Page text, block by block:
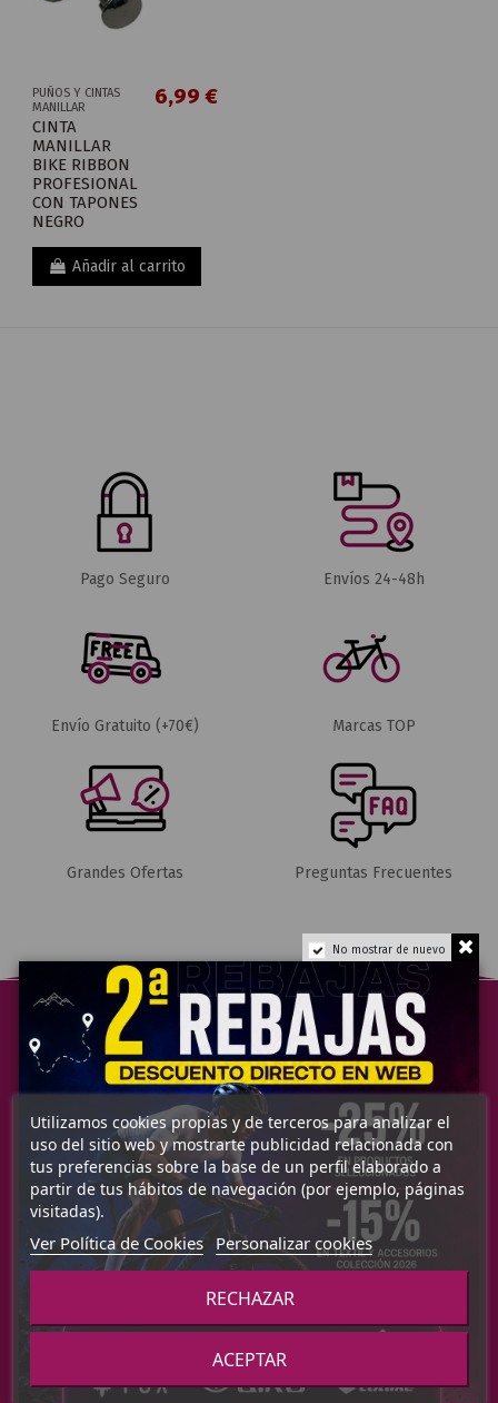
No mostrar de nuevo
PUÑOS Y CINTAS
MANILLAR
CINTA
MANILLAR
BIKE RIBBON
PROFESIONAL
CON TAPONES
NEGRO
6,99 €
Añadir al carrito
Pago Seguro Envíos 24-48h
Envío Gratuito (+70€) Marcas TOP
Grandes Ofertas Preguntas Frecuentes
Información
Mi Cuenta
Sobre Nosotros
Términos y Condiciones de Venta
Envío
Utilizamos cookies propias y de terceros para analizar el
uso del sitio web y mostrarte publicidad relacionada con
tus preferencias sobre la base de un perfil elaborado a
partir de tus hábitos de navegación (por ejemplo, páginas
visitadas).
Ver Política de Cookies Personalizar cookies
RECHAZAR
ACEPTAR